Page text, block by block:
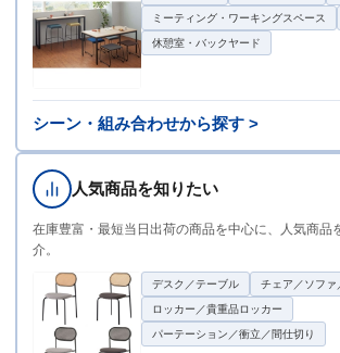
ミーティング・ワーキングスペース
休憩室・バックヤード
シーン・組み合わせから探す >
人気商品を知りたい
在庫豊富・最短当日出荷の商品を中心に、人気商品
介。
デスク／テーブル チェア／ソファ
ロッカー／貴重品ロッカー
パーテーション／衝立／間仕切り